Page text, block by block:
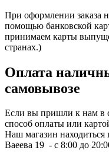
При оформлении заказа
помощью банковской
принимаем карты
странах.)
Оплата
самовывозе
Если вы пришли к нам в
способ оплаты или
Наш магазин
Ваеева 19 - с 8:00 до